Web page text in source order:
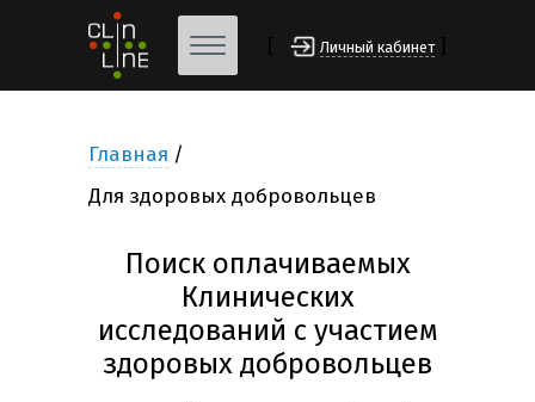
Личный кабинет
Главная
Для здоровых добровольцев
Поиск оплачиваемых
Клинических
исследований с участием
здоровых добровольцев